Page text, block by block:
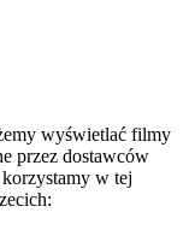
wyświetlać filmy
przez dostawców
w tej